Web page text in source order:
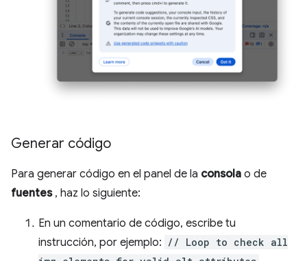
Generar código
Para generar código en el panel de la consola o de
fuentes, haz lo siguiente:
En un comentario de código, escribe tu
instrucción, por ejemplo: // Loop to check all